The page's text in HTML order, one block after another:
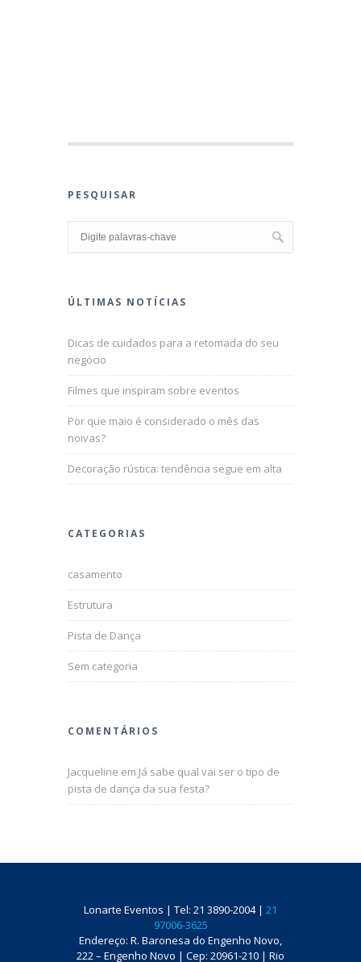
PESQUISAR
ÚLTIMAS NOTÍCIAS
Dicas de cuidados para a retomada do seu
negócio
Filmes que inspiram sobre eventos
Por que maio é considerado o mês das
noivas?
Decoração rústica: tendência segue em alta
CATEGORIAS
casamento
Estrutura
Pista de Dança
Sem categoria
COMENTÁRIOS
Jacqueline em Já sabe qual vai ser o tipo de
pista de dança da sua festa?
Lonarte Eventos | Tel: 21 3890-2004 | 21
97006-3625
Endereço: R. Baronesa do Engenho Novo,
222 – Engenho Novo | Cep: 20961-210 | Rio